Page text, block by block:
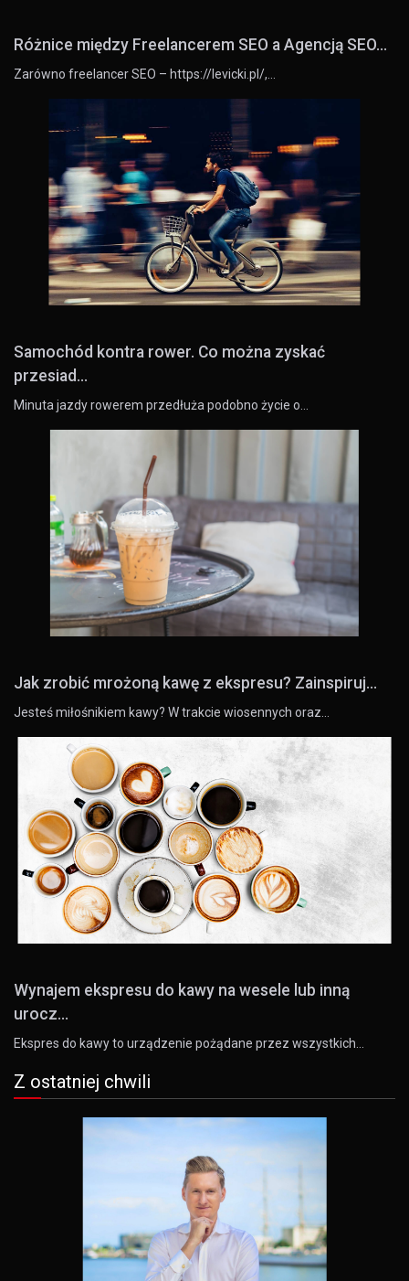
Różnice między Freelancerem SEO a Agencją SEO...
Zarówno freelancer SEO – https://levicki.pl/,…
Samochód kontra rower. Co można zyskać
przesiad...
Minuta jazdy rowerem przedłuża podobno życie o…
Jak zrobić mrożoną kawę z ekspresu? Zainspiruj...
Jesteś miłośnikiem kawy? W trakcie wiosennych oraz…
Wynajem ekspresu do kawy na wesele lub inną
urocz...
Ekspres do kawy to urządzenie pożądane przez wszystkich…
Z ostatniej chwili